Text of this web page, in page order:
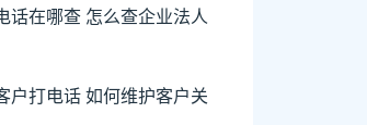
话在哪查 怎么查企业法人
户打电话 如何维护客户关